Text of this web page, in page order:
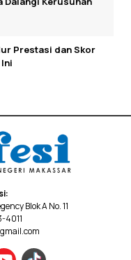
Prestasi dan Skor
Blok A No. 11
4011